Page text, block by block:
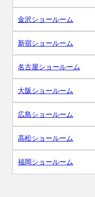
金沢ショールーム
新宿ショールーム
名古屋ショールーム
大阪ショールーム
広島ショールーム
高松ショールーム
福岡ショールーム